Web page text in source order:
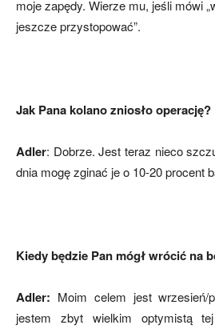
skład)
moje zapędy. Wierze mu, jeśli mówi
jeszcze przystopować”.
Jak Pana kolano zniosło operację?
Adler: Dobrze. Jest teraz nieco
dnia mogę zginać je o 10-20 procent
Kiedy będzie Pan mógł wrócić na
Adler: Moim celem jest wrzesień/
jestem zbyt wielkim optymistą